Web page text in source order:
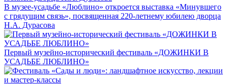
В музее-усадьбе «Люблино» откроется выставка «Минувшего
с грядущим связь», посвященная 220-летнему юбилею дворца
Н.А. Дурасова
Первый музейно-исторический фестиваль «ДОЖИНКИ В
УСАДЬБЕ ЛЮБЛИНО»